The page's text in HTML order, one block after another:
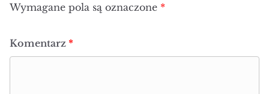
Wymagane pola są oznaczone *
Komentarz *